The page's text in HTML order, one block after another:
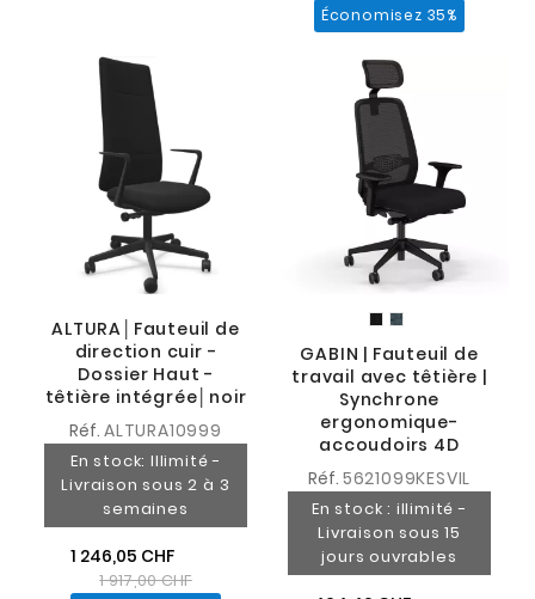
Économisez 35%
ALTURA│Fauteuil de
direction cuir -
Dossier Haut -
têtière intégrée│noir
Réf.ALTURA10999
En stock: Illimité -
Livraison sous 2 à 3
semaines
1 246,05 CHF
1 917,00 CHF
GABIN | Fauteuil de
travail avec têtière |
Synchrone
ergonomique-
accoudoirs 4D
Réf. 5621099KESVIL
En stock : illimité -
Livraison sous 15
jours ouvrables